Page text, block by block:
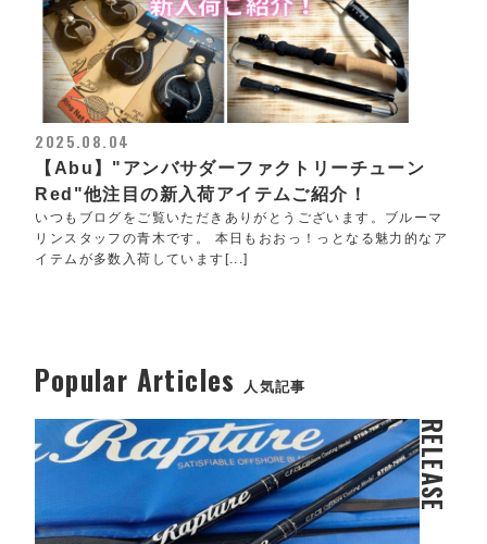
2025.08.04
【Abu】"アンバサダーファクトリーチューン
Red"他注目の新入荷アイテムご紹介！
いつもブログをご覧いただきありがとうございます。ブルーマ
リンスタッフの青木です。 本日もおおっ！っとなる魅力的なア
イテムが多数入荷しています[...]
Popular Articles 人気記事
RELEASE